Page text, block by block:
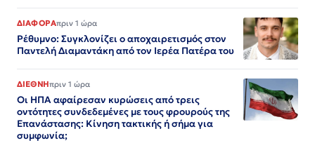
ΔΙΑΦΟΡΑπριν 1 ώρα
Ρέθυμνο: Συγκλονίζει ο αποχαιρετισμός στον
Παντελή Διαμαντάκη από τον Ιερέα Πατέρα του
ΔΙΕΘΝΗπριν 1 ώρα
Οι ΗΠΑ αφαίρεσαν κυρώσεις από τρεις
οντότητες συνδεδεμένες με τους φρουρούς της
Επανάστασης: Κίνηση τακτικής ή σήμα για
συμφωνία;